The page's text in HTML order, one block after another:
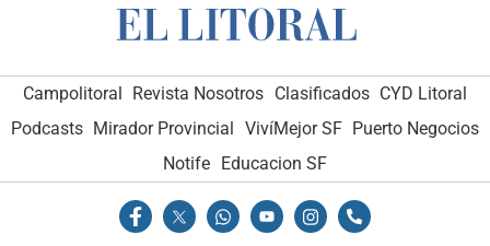
Campolitoral Revista Nosotros Clasificados CYD Litoral
Podcasts Mirador Provincial VivíMejor SF Puerto Negocios
Notife Educacion SF